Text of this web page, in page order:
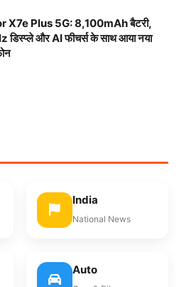
X7e Plus 5G: 8,100mAh बैटरी,
डिस्प्ले और AI फीचर्स के साथ आया नया
India
National News
Auto